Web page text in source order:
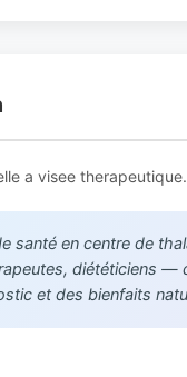
a visee
santé en centre de
diététiciens —
et des bienfaits